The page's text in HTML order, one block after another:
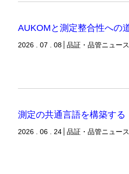
2026 . 07 . 08 品証・品管ニュース
2026 . 06 . 24 品証・品管ニュース